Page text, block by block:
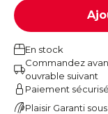
En stock
Commandez
ouvrable suivant
Paiement sécurisé
Plaisir Garanti